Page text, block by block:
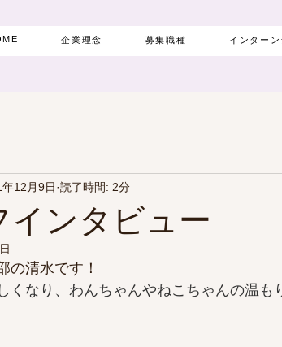
企業理念 募集職種 インター
インタビュー
12月9日 読了時間: 2分
の清水です！
くなり、わんちゃんやねこちゃんの温も